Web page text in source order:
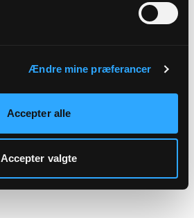
Ændre mine præferancer
Accepter alle
Accepter valgte